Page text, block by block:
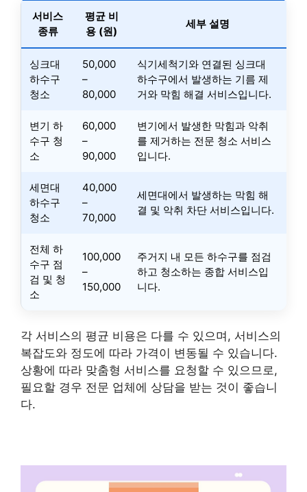
서비스
종류
평균 비
용 (원)
세부 설명
싱크대
하수구
청소
50,000
–
80,000
식기세척기와 연결된 싱크대
하수구에서 발생하는 기름 제
거와 막힘 해결 서비스입니다.
변기 하
수구 청
소
60,000
–
90,000
변기에서 발생한 막힘과 악취
를 제거하는 전문 청소 서비스
입니다.
세면대
하수구
청소
40,000
–
70,000
세면대에서 발생하는 막힘 해
결 및 악취 차단 서비스입니다.
전체 하
수구 점
검 및 청
소
100,000
–
150,000
주거지 내 모든 하수구를 점검
하고 청소하는 종합 서비스입
니다.
각 서비스의 평균 비용은 다를 수 있으며, 서비스의
복잡도와 정도에 따라 가격이 변동될 수 있습니다.
상황에 따라 맞춤형 서비스를 요청할 수 있으므로,
필요할 경우 전문 업체에 상담을 받는 것이 좋습니
다.